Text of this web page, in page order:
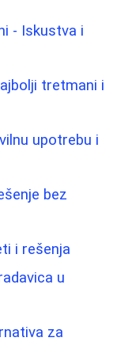
- Iskustva i
tretmani i
upotrebu i
bez
i rešenja
u
za